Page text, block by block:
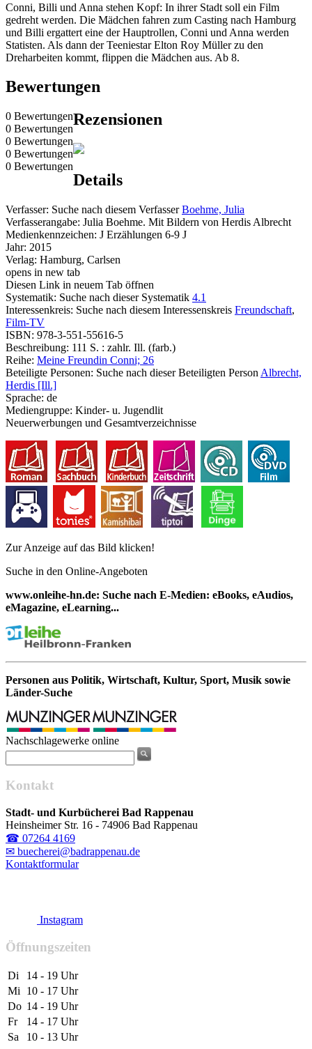
Conni, Billi und Anna stehen Kopf: In ihrer Stadt soll ein Film
gedreht werden. Die Mädchen fahren zum Casting nach Hamburg
und Billi ergattert eine der Hauptrollen, Conni und Anna werden
Statisten. Als dann der Teeniestar Elton Roy Müller zu den
Dreharbeiten kommt, flippen die Mädchen aus. Ab 8.
Bewertungen
0 Bewertungen
0 Bewertungen
0 Bewertungen
0 Bewertungen
0 Bewertungen
Rezensionen
Details
Verfasser: Suche nach diesem Verfasser Boehme, Julia
Verfasserangabe: Julia Boehme. Mit Bildern von Herdis Albrecht
Medienkennzeichen: J Erzählungen 6-9 J
Jahr: 2015
Verlag: Hamburg, Carlsen
opens in new tab
Diesen Link in neuem Tab öffnen
Systematik: Suche nach dieser Systematik 4.1
Interessenkreis: Suche nach diesem Interessenskreis Freundschaft,
Film-TV
ISBN: 978-3-551-55616-5
Beschreibung: 111 S. : zahlr. Ill. (farb.)
Reihe: Meine Freundin Conni; 26
Beteiligte Personen: Suche nach dieser Beteiligten Person Albrecht,
Herdis [Ill.]
Sprache: de
Mediengruppe: Kinder- u. Jugendlit
Neuerwerbungen und Gesamtverzeichnisse
Zur Anzeige auf das Bild klicken!
Suche in den Online-Angeboten
www.onleihe-hn.de: Suche nach E-Medien: eBooks, eAudios,
eMagazine, eLearning...
Personen aus Politik, Wirtschaft, Kultur, Sport, Musik sowie
Länder-Suche
Nachschlagewerke online
Kontakt
Stadt- und Kurbücherei Bad Rappenau
Heinsheimer Str. 16 - 74906 Bad Rappenau
☎ 07264 4169
✉ buecherei@badrappenau.de
Kontaktformular
Instagram
Öffnungszeiten
Di
14 - 19 Uhr
Mi
10 - 17 Uhr
Do 14 - 19 Uhr
Fr
14 - 17 Uhr
Sa
10 - 13 Uhr